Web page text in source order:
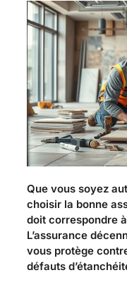
Que vous soyez
choisir la bonne
doit correspondre
L’assurance
vous protège
défauts